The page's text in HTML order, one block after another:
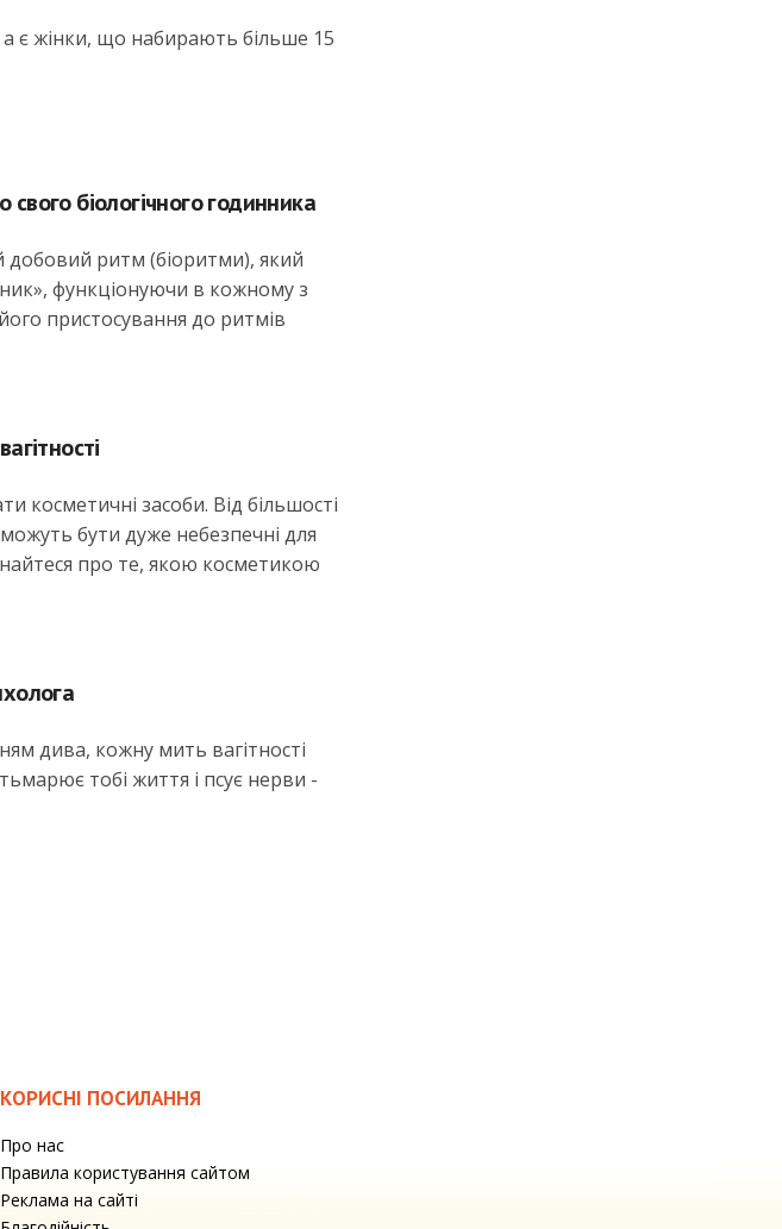
є жінки, що набирають більше 15
біологічного годинника
добовий ритм (біоритми), який
функціонуючи в кожному з
пристосування до ритмів
косметичні засоби. Від більшості
бути дуже небезпечні для
про те, якою косметикою
дива, кожну мить вагітності
тобі життя і псує нерви -
КОРИСНІ ПОСИЛАННЯ
Про нас
Правила користування сайтом
Реклама на сайті